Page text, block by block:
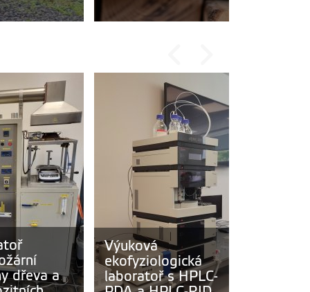
dřeva a
Výuková
ekofyziologická
laboratoř s HPLC-